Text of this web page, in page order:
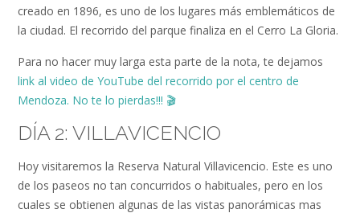
creado en 1896, es uno de los lugares más emblemáticos de
la ciudad. El recorrido del parque finaliza en el Cerro La Gloria.
Para no hacer muy larga esta parte de la nota, te dejamos
link al video de YouTube del recorrido por el centro de
Mendoza. No te lo pierdas!!! 🎬
DÍA 2: VILLAVICENCIO
Hoy visitaremos la Reserva Natural Villavicencio. Este es uno
de los paseos no tan concurridos o habituales, pero en los
cuales se obtienen algunas de las vistas panorámicas mas